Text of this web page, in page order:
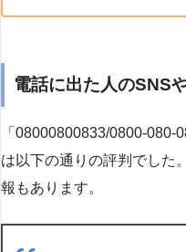
電話に出た人のSNS
「08000800833/0800-080-
は以下の通りの評判でした
報もあります。